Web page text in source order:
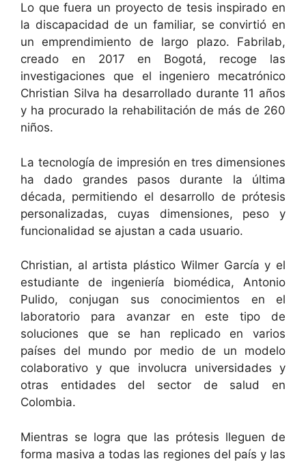
Lo que fuera un proyecto de tesis inspirado en
la discapacidad de un familiar, se convirtió en
un emprendimiento de largo plazo. Fabrilab,
creado en 2017 en Bogotá, recoge las
investigaciones que el ingeniero mecatrónico
Christian Silva ha desarrollado durante 11 años
y ha procurado la rehabilitación de más de 260
niños.
La tecnología de impresión en tres dimensiones
ha dado grandes pasos durante la última
década, permitiendo el desarrollo de prótesis
personalizadas, cuyas dimensiones, peso y
funcionalidad se ajustan a cada usuario.
Christian, al artista plástico Wilmer García y el
estudiante de ingeniería biomédica, Antonio
Pulido, conjugan sus conocimientos en el
laboratorio para avanzar en este tipo de
soluciones que se han replicado en varios
países del mundo por medio de un modelo
colaborativo y que involucra universidades y
otras entidades del sector de salud en
Colombia.
Mientras se logra que las prótesis lleguen de
forma masiva a todas las regiones del país y las